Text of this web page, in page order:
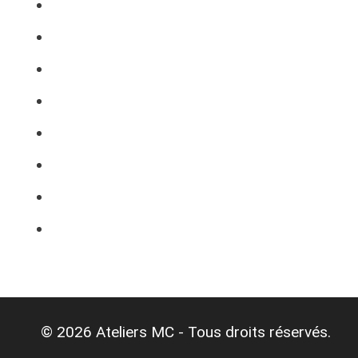
© 2026 Ateliers MC - Tous droits réservés.